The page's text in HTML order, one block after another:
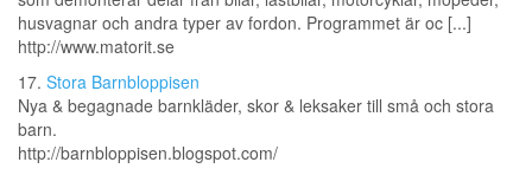
husvagnar och andra typer av fordon. Programmet är oc [...]
http://www.matorit.se
17. Stora Barnbloppisen
Nya & begagnade barnkläder, skor & leksaker till små och stora
barn.
http://barnbloppisen.blogspot.com/